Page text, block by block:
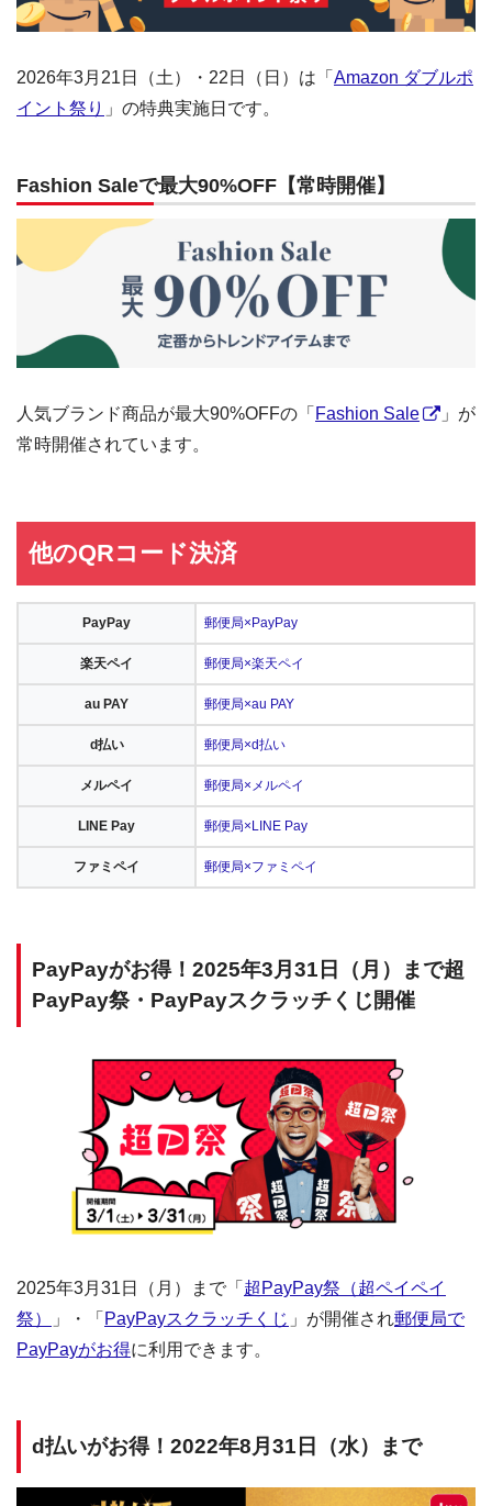
2026年3月21日（土）・22日（日）は「 Amazon ダブルポ
イント祭り 」の特典実施日です。
Fashion Saleで最大90%OFF【常時開催】
人気ブランド商品が最大90%OFFの「 Fashion Sale
」が
常時開催されています。
他のQRコード決済
PayPay 郵便局×PayPay
楽天ペイ 郵便局×楽天ペイ
au PAY 郵便局×au PAY
d払い 郵便局×d払い
メルペイ 郵便局×メルペイ
LINE Pay 郵便局×LINE Pay
ファミペイ 郵便局×ファミペイ
PayPayがお得！2025年3月31日（月）まで超
PayPay祭・PayPayスクラッチくじ開催
2025年3月31日（月）まで「 超PayPay祭（超ペイペイ
祭）
」・「 PayPayスクラッチくじ 」が開催され郵便局で
PayPayがお得に利用できます。
d払いがお得！2022年8月31日（水）まで